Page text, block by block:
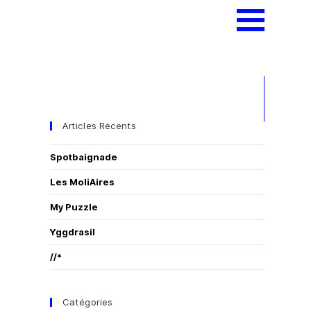
Articles Récents
Spotbaignade
Les MoliAires
My Puzzle
Yggdrasil
//*
Catégories